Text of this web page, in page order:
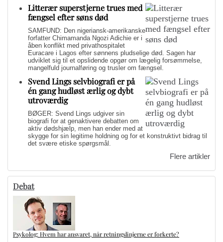
Litterær superstjerne trues med
fængsel efter søns død
SAMFUND: Den nigeriansk-amerikanske
forfatter Chimamanda Ngozi Adichie er i
åben konflikt med privathospitalet
Euracare i Lagos efter sønnens pludselige død. Sagen har
udviklet sig til et opslidende opgør om lægelig forsømmelse,
mangelfuld journalføring og trusler om fængsel.
Svend Lings selvbiografi er på
én gang hudløst ærlig og dybt
utroværdig
BØGER: Svend Lings udgiver sin
biografi for at genaktivere debatten om
aktiv dødshjælp, men han ender med at
skygge for sin legitime holdning og for et konstruktivt bidrag til
det svære etiske spørgsmål.
Flere artikler
Debat
Psykolog: Hvem har ansvaret, når retningslinjerne er forkerte?